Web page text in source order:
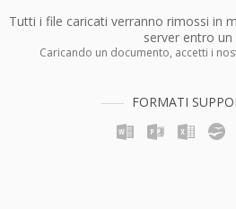
Tutti i file caricati verranno rimossi in
server entro un
Caricando un documento, accetti i
FORMATI